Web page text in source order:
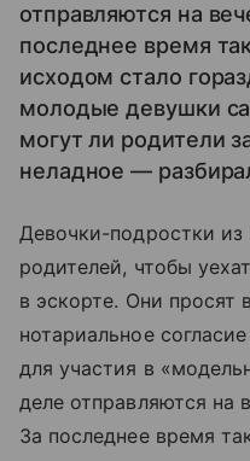
отправляются на
последнее время
исходом стало
молодые девушки
могут ли родители
неладное —
Девочки-подростки
родителей, чтобы
в эскорте. Они просят
нотариальное
для участия в
деле отправляются на
За последнее время